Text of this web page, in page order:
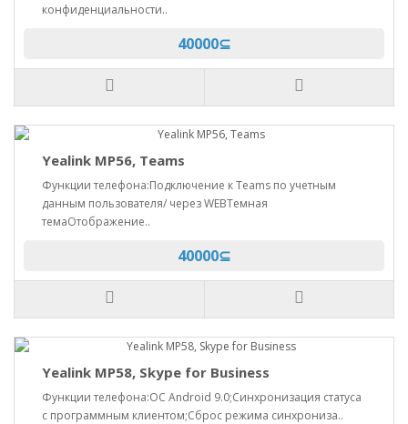
конфиденциальности..
40000⊆
Yealink MP56, Teams
Функции телефона:Подключение к Teams по учетным
данным пользователя/ через WEBТемная
темаОтображение..
40000⊆
Yealink MP58, Skype for Business
Функции телефона:ОС Android 9.0;Синхронизация статуса
с программным клиентом;Сброс режима синхрониза..